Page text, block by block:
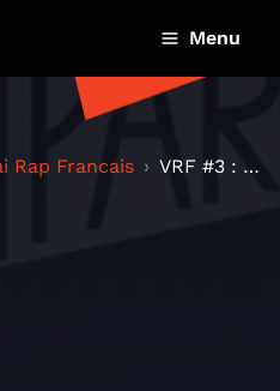
Menu
Rap Francais VRF #3 : Que retenir de l'année 2016? // Grand Fre...